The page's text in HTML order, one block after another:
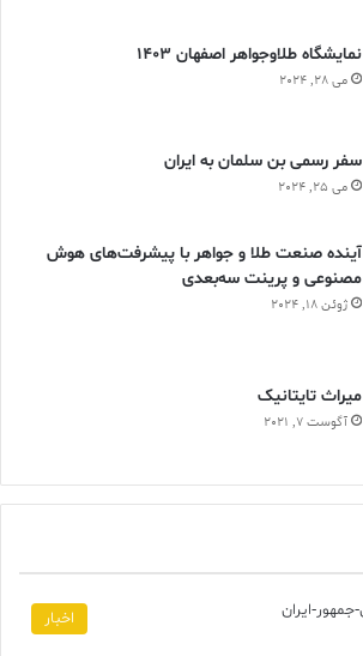
نمایشگاه طلاوجواهر اصفهان 1403
می 28, 2024
سفر رسمی بن سلمان به ایران
می 25, 2024
آینده صنعت طلا و جواهر با پیشرفت‌های هوش
مصنوعی و پرینت سه‌بعدی
ژوئن 18, 2024
ميراث تايتانيک
آگوست 7, 2021
اخبار